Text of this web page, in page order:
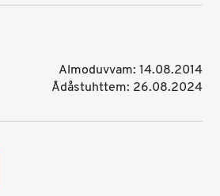
Almoduvvam: 14.08.2014
Ådåstuhttem: 26.08.2024